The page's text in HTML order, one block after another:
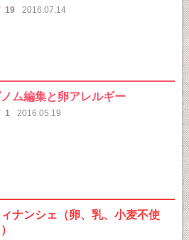
19 2016.07.14
ム編集と卵アレルギー
1 2016.05.19
ナンシェ（卵、乳、小麦不使